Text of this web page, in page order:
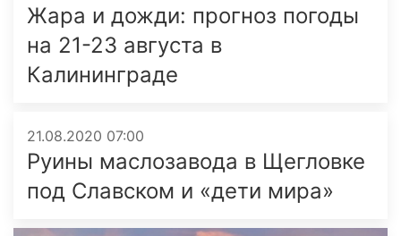
Жара и дожди: прогноз погоды
на 21-23 августа в
Калининграде
21.08.2020 07:00
Руины маслозавода в Щегловке
под Славском и «дети мира»